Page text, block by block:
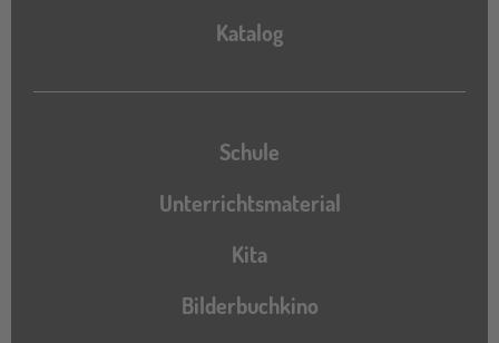
Katalog
Katalog
Schule
Unterrichtsmaterial
Kita
Bilderbuchkino